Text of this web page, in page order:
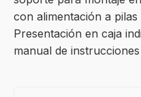
con alimentación a
Presentación en caja
manual de